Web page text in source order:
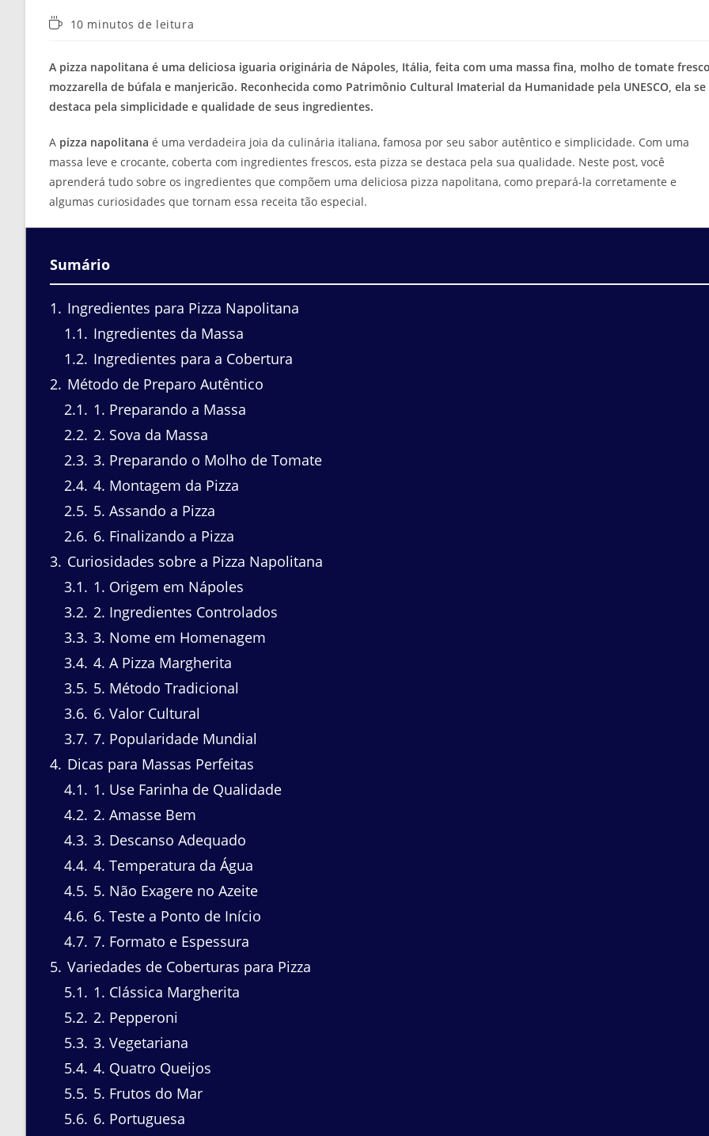
Tempo10 minutos de leitura
A pizza napolitana é uma deliciosa iguaria originária de Nápoles, Itália, feita com uma massa fina, molho de tomate
mozzarella de búfala e manjericão. Reconhecida como Patrimônio Cultural Imaterial da Humanidade pela UNESCO, ela se
destaca pela simplicidade e qualidade de seus ingredientes.
A pizza napolitana é uma verdadeira joia da culinária italiana, famosa por seu sabor autêntico e simplicidade. Com uma
massa leve e crocante, coberta com ingredientes frescos, esta pizza se destaca pela sua qualidade. Neste post, você
aprenderá tudo sobre os ingredientes que compõem uma deliciosa pizza napolitana, como prepará-la corretamente e
algumas curiosidades que tornam essa receita tão especial.
Sumário
1
Ingredientes para Pizza Napolitana
1.1
Ingredientes da Massa
1.2 Ingredientes para a Cobertura
2 Método de Preparo Autêntico
2.1
1. Preparando a Massa
2.2 2. Sova da Massa
2.3 3. Preparando o Molho de Tomate
2.4 4. Montagem da Pizza
2.5 5. Assando a Pizza
2.6 6. Finalizando a Pizza
3 Curiosidades sobre a Pizza Napolitana
3.1
1. Origem em Nápoles
3.2 2. Ingredientes Controlados
3.3 3. Nome em Homenagem
3.4 4. A Pizza Margherita
3.5 5. Método Tradicional
3.6 6. Valor Cultural
3.7 7. Popularidade Mundial
4 Dicas para Massas Perfeitas
4.1
1. Use Farinha de Qualidade
4.2 2. Amasse Bem
4.3 3. Descanso Adequado
4.4 4. Temperatura da Água
4.5 5. Não Exagere no Azeite
4.6 6. Teste a Ponto de Início
4.7 7. Formato e Espessura
5 Variedades de Coberturas para Pizza
5.1
1. Clássica Margherita
5.2 2. Pepperoni
5.3 3. Vegetariana
5.4 4. Quatro Queijos
5.5 5. Frutos do Mar
5.6 6. Portuguesa